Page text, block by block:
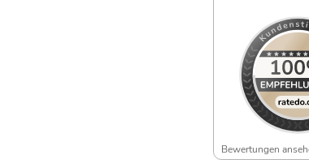
Bewertungen